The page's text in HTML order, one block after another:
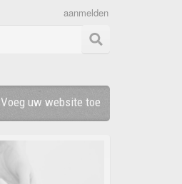
aanmelden
Voeg uw website toe